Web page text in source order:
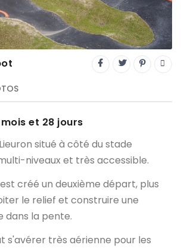
mois et 28 jours
situé à côté du stade
niveaux et très accessible.
créé un deuxième départ, plus
le relief et construire une
dans la pente.
s'avérer très aérienne pour les